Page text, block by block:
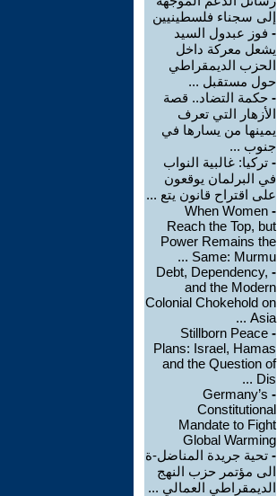
إلى سجناء فلسطينيين
- فوز عبدول السيد
يشعل معركة داخل
الحزب الديمقراطي
حول مستقبل ...
- حكمة التضاد.. قصة
الأزهار التي تعرف
يمينها من يسارها في
جنوب ...
- تركيا: غالبية النواب
في البرلمان يوقعون
على اقتراح قانون يتع ...
-
When Women
Reach the Top, but
Power Remains the
Same: Murmu ...
-
Debt, Dependency,
and the Modern
Colonial Chokehold on
Asia ...
-
Stillborn Peace
Plans: Israel, Hamas
and the Question of
Dis ...
-
Germany’s
Constitutional
Mandate to Fight
Global Warming
- تحية جريدة المناضل-ة
الى مؤتمر حزب النهج
الديمقراطي العمالي ...